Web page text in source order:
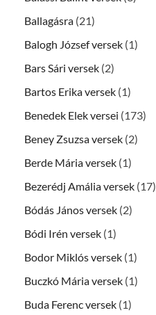
Ballagásra (21)
Balogh József versek (1)
Bars Sári versek (2)
Bartos Erika versek (1)
Benedek Elek versei (173)
Beney Zsuzsa versek (2)
Berde Mária versek (1)
Bezerédj Amália versek (17)
Bódás János versek (2)
Bódi Irén versek (1)
Bodor Miklós versek (1)
Buczkó Mária versek (1)
Buda Ferenc versek (1)